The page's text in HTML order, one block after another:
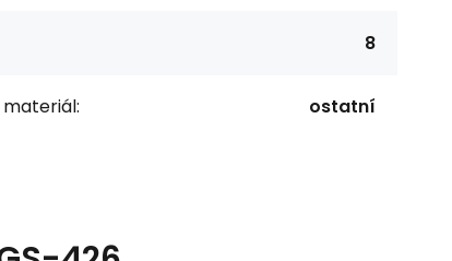
8
ostatní